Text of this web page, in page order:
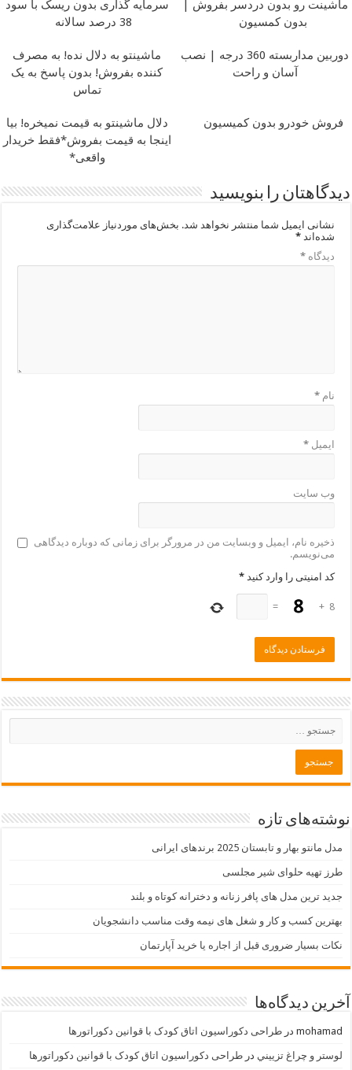
ماشینت رو بدون دردسر بفروش |
بدون کمسیون
سرمایه گذاری بدون ریسک با سود
38 درصد سالانه
دوربین مداربسته 360 درجه | نصب
آسان و راحت
ماشینتو به دلال نده! به مصرف
کننده بفروش! بدون پاسخ به یک
تماس
فروش خودرو بدون کمیسیون
دلال ماشینتو به قیمت نمیخره! بیا
اینجا به قیمت بفروش*فقط خریدار
واقعی*
دیدگاهتان را بنویسید
نشانی ایمیل شما منتشر نخواهد شد. بخش‌های موردنیاز علامت‌گذاری
شده‌اند*
دیدگاه*
نام*
ایمیل*
وب‌ سایت
ذخیره نام، ایمیل و وبسایت من در مرورگر برای زمانی که دوباره دیدگاهی
می‌نویسم.
کد امنیتی را وارد کنید *
8
+
=
نوشته‌های تازه
مدل مانتو بهار و تابستان 2025 برندهای ایرانی
طرز تهیه حلوای شیر مجلسی
جدید ترین مدل های پافر زنانه و دخترانه کوتاه و بلند
بهترین کسب و کار و شغل های نیمه وقت مناسب دانشجویان
نکات بسیار ضروری قبل از اجاره یا خرید آپارتمان
آخرین دیدگاه‌ها
mohamad درطراحی دکوراسیون اتاق کودک با قوانین دکوراتورها
لوستر و چراغ تزييني درطراحی دکوراسیون اتاق کودک با قوانین دکوراتورها